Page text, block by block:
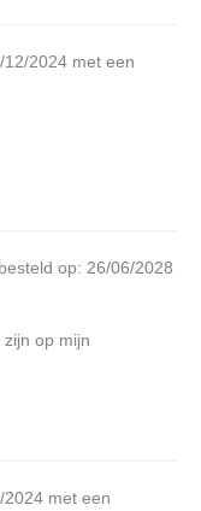
2024 met een
op: 26/06/2028
op mijn
met een